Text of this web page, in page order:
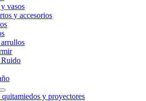
vasos
y accesorios
quitamiedos y proyectores